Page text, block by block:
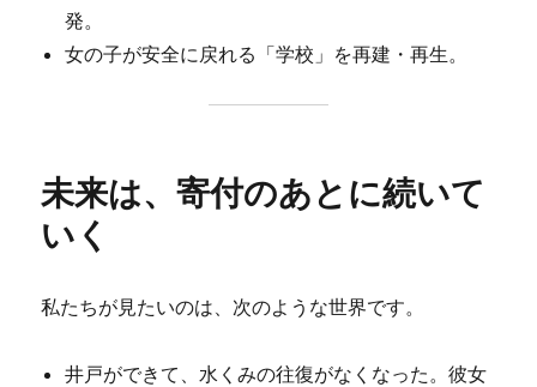
発。
女の子が安全に戻れる「学校」を再建・再生。
未来は、寄付のあとに続いて
いく
私たちが見たいのは、次のような世界です。
井戸ができて、水くみの往復がなくなった。彼女